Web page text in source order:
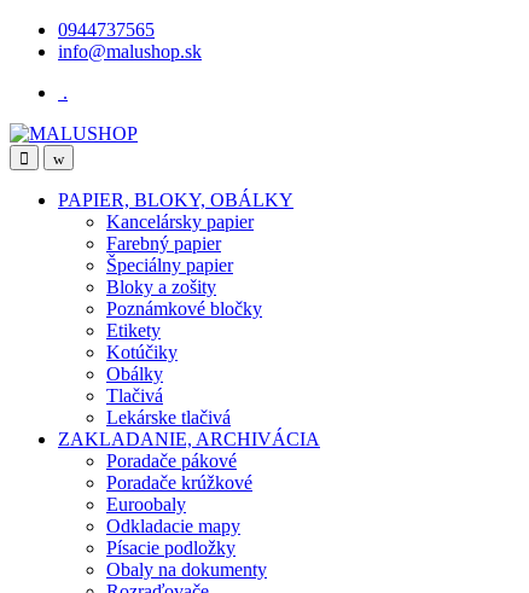
Skip
Skip
0944737565
info@malushop.sk
.
OpenClose
PAPIER, BLOKY, OBÁLKY
Kancelársky papier
Farebný papier
Špeciálny papier
Bloky a zošity
Poznámkové bločky
Etikety
Kotúčiky
Obálky
Tlačivá
Lekárske tlačivá
ZAKLADANIE, ARCHIVÁCIA
Poradače pákové
Poradače krúžkové
Euroobaly
Odkladacie mapy
Písacie podložky
Obaly na dokumenty